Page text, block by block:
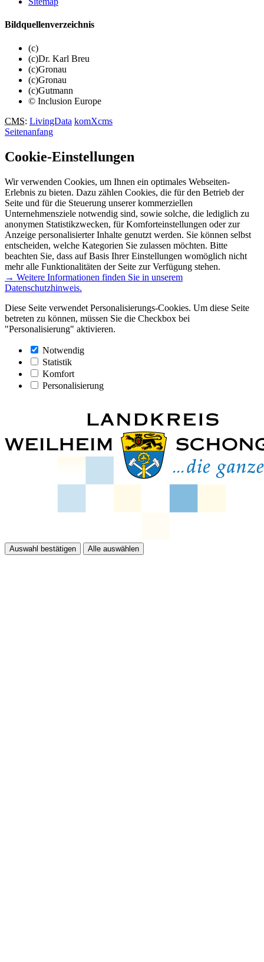
Bildquellenverzeichnis
(c)
(c)Dr. Karl Breu
(c)Gronau
(c)Gronau
(c)Gutmann
© Inclusion Europe
CMS: LivingData komXcms
Seitenanfang
Cookie-Einstellungen
Wir verwenden Cookies, um Ihnen ein optimales Webseiten-
Erlebnis zu bieten. Dazu zählen Cookies, die für den Betrieb der
Seite und für die Steuerung unserer kommerziellen
Unternehmensziele notwendig sind, sowie solche, die lediglich zu
anonymen Statistikzwecken, für Komforteinstellungen oder zur
Anzeige personalisierter Inhalte genutzt werden. Sie können selbst
entscheiden, welche Kategorien Sie zulassen möchten. Bitte
beachten Sie, dass auf Basis Ihrer Einstellungen womöglich nicht
mehr alle Funktionalitäten der Seite zur Verfügung stehen.
→ Weitere Informationen finden Sie in unserem
Datenschutzhinweis.
Diese Seite verwendet Personalisierungs-Cookies. Um diese Seite
betreten zu können, müssen Sie die Checkbox bei
"Personalisierung" aktivieren.
Notwendig
Statistik
Komfort
Personalisierung
Auswahl bestätigen Alle auswählen